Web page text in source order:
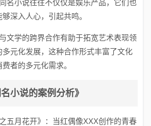
名小说往往不仅仅是娱乐产品，它们也
深入人心，引起共鸣。
文学的跨界合作有助于拓宽艺术表现领
元化发展，这种合作形式丰富了文化
者的多元化需求。
小说的案例分析》
五月花开》：当红偶像XXX创作的青春